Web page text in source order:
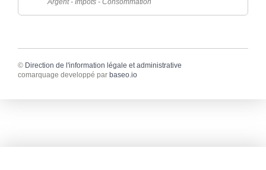
Argent - Impôts - Consommation
© Direction de l'information légale et administrative
comarquage developpé par baseo.io